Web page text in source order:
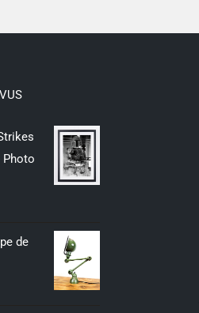
Photo
de